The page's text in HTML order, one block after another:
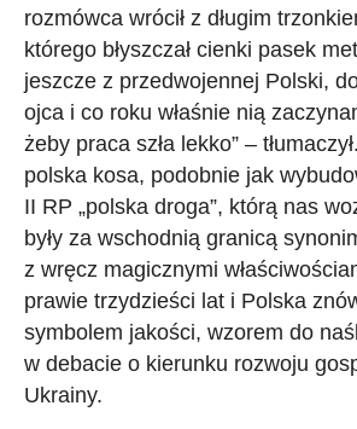
rozmówca wrócił z długim
którego błyszczał cienki pasek
jeszcze z przedwojennej Polski,
ojca i co roku właśnie nią
żeby praca szła lekko” –
polska kosa, podobnie jak
II RP „polska droga”, którą nas
były za wschodnią granicą
z wręcz magicznymi
prawie trzydzieści lat i Polska
symbolem jakości, wzorem do
w debacie o kierunku rozwoju
Ukrainy.